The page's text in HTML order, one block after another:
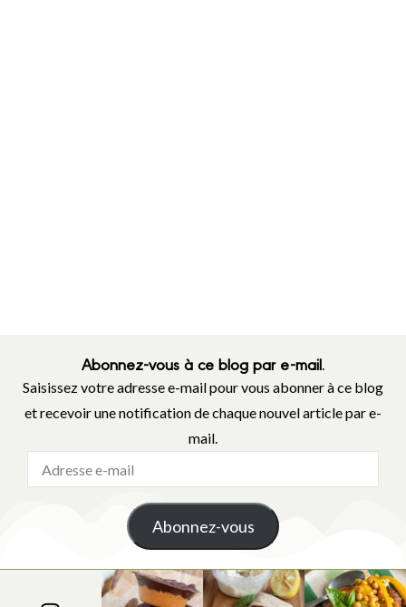
Abonnez-vous à ce blog par e-mail.
Saisissez votre adresse e-mail pour vous abonner à ce blog
et recevoir une notification de chaque nouvel article par e-
mail.
Abonnez-vous